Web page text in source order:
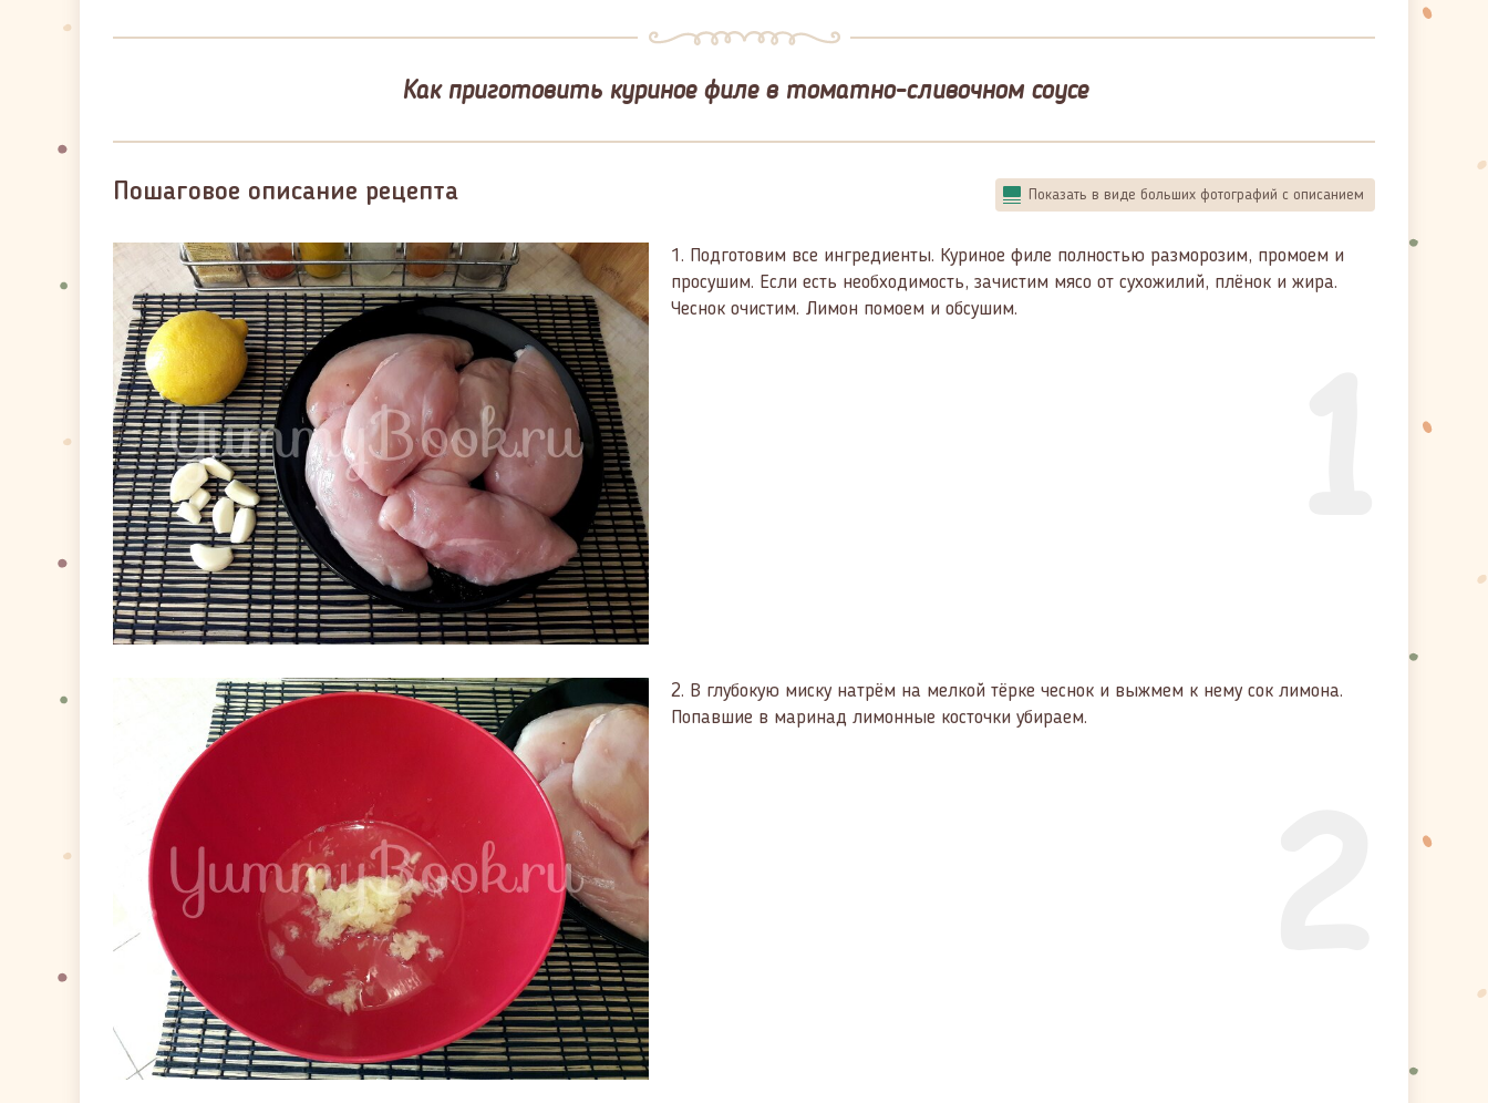
Как приготовить куриное филе в томатно-сливочном соусе
Пошаговое описание рецепта Показать в виде больших фотографий с описанием
1. Подготовим все ингредиенты. Куриное филе полностью разморозим, промоем и
просушим. Если есть необходимость, зачистим мясо от сухожилий, плёнок и жира.
Чеснок очистим. Лимон помоем и обсушим.
2. В глубокую миску натрём на мелкой тёрке чеснок и выжмем к нему сок лимона.
Попавшие в маринад лимонные косточки убираем.